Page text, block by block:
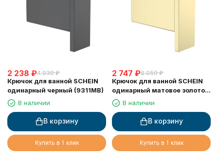
2 238 ₽4 930 ₽
Крючок для ванной SCHEIN
одинарный черный (9311MB)
В наличии
В корзину
Купить в 1 клик
2 747 ₽6 050 ₽
Крючок для ванной SCHEIN
одинарный матовое золото
(9311BG)
В наличии
В корзину
Купить в 1 клик